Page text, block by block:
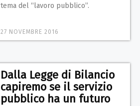
tema del “lavoro pubblico”.
27 NOVEMBRE 2016
Dalla Legge di Bilancio
capiremo se il servizio
pubblico ha un futuro